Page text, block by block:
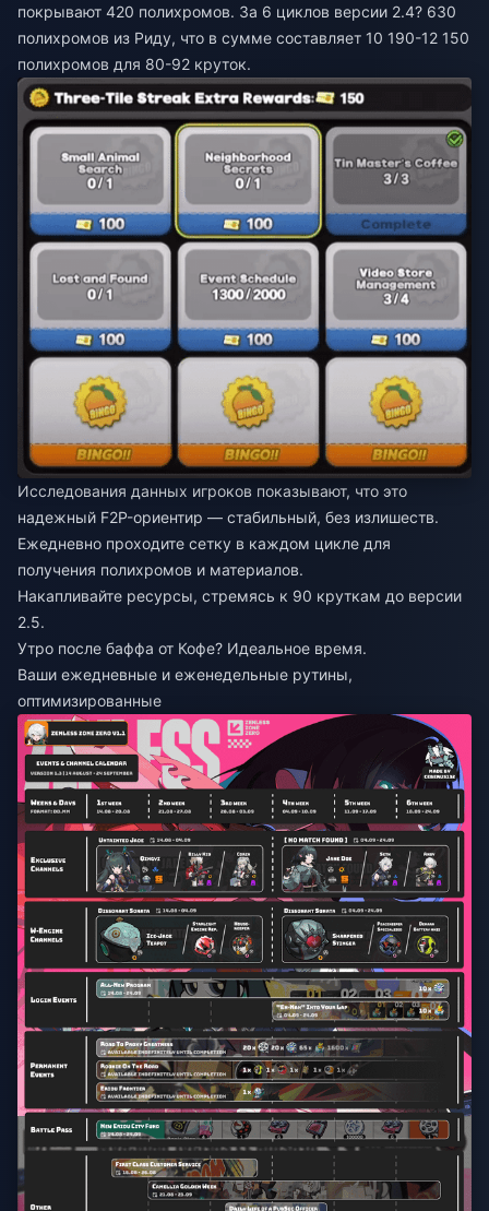
покрывают 420 полихромов. За 6 циклов версии 2.4? 630
полихромов из Риду, что в сумме составляет 10 190-12 150
полихромов для 80-92 круток.
Исследования данных игроков показывают, что это
надежный F2P-ориентир — стабильный, без излишеств.
Ежедневно проходите сетку в каждом цикле для
получения полихромов и материалов.
Накапливайте ресурсы, стремясь к 90 круткам до версии
2.5.
Утро после баффа от Кофе? Идеальное время.
Ваши ежедневные и еженедельные рутины,
оптимизированные